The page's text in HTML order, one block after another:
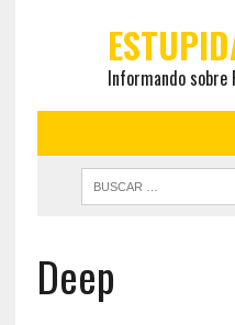
Informando sobre
Deep